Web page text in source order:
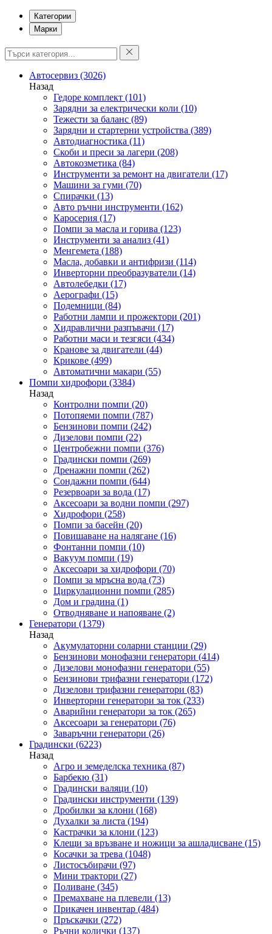
Категории
Марки
Автосервиз (3026)
Назад
Гедоре комплект (101)
Зарядни за електрически коли (10)
Тежести за баланс (89)
Зарядни и стартерни устройства (389)
Автодиагностика (11)
Скоби и преси за лагери (208)
Автокозметика (84)
Инструменти за ремонт на двигатели (17)
Машини за гуми (70)
Спирачки (13)
Авто ръчни инструменти (162)
Каросерия (17)
Помпи за масла и горива (123)
Инструменти за анализ (41)
Менгемета (188)
Масла, добавки и антифризи (114)
Инверторни преобразуватели (14)
Автолебедки (17)
Аерографи (15)
Подемници (84)
Работни лампи и прожектори (201)
Хидравлични разпъвачи (17)
Работни маси и тезгяси (434)
Кранове за двигатели (44)
Крикове (499)
Автоматични макари (55)
Помпи хидрофори (3384)
Назад
Контролни помпи (20)
Потопяеми помпи (787)
Бензинови помпи (242)
Дизелови помпи (22)
Центробежни помпи (376)
Градински помпи (269)
Дренажни помпи (262)
Сондажни помпи (644)
Резервоари за вода (17)
Аксесоари за водни помпи (297)
Хидрофори (258)
Помпи за басейн (20)
Повишаване на налягане (16)
Фонтанни помпи (10)
Вакуум помпи (19)
Аксесоари за хидрофори (70)
Помпи за мръсна вода (73)
Циркулационни помпи (285)
Дом и градина (1)
Отводняване и напояване (2)
Генератори (1379)
Назад
Акумулаторни соларни станции (29)
Бензинови монофазни генератори (414)
Дизелови монофазни генератори (55)
Бензинови трифазни генератори (172)
Дизелови трифазни генератори (83)
Инверторни генератори за ток (233)
Аварийни генератори за ток (265)
Аксесоари за генератори (76)
Заваръчни генератори (26)
Градински (6223)
Назад
Агро и земеделска техника (87)
Барбекю (31)
Градински валяци (10)
Градински инструменти (139)
Дробилки за клони (168)
Духалки за листа (194)
Кастрачки за клони (123)
Клещи за връзване и ножици за ашладисване (15)
Косачки за трева (1048)
Листосъбирачи (97)
Мини трактори (27)
Поливане (345)
Премахване на плевели (13)
Прикачен инвентар (484)
Пръскачки (272)
Ръчни колички (137)